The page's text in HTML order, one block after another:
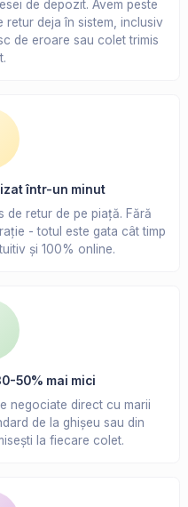
de depozit. Avem peste
deja în sistem, inclusiv
de eroare sau colet trimis
într-un minut
de retur de pe piață. Fără
- totul este gata cât timp
și 100% online.
50% mai mici
negociate direct cu marii
de la ghișeu sau din
la fiecare colet.